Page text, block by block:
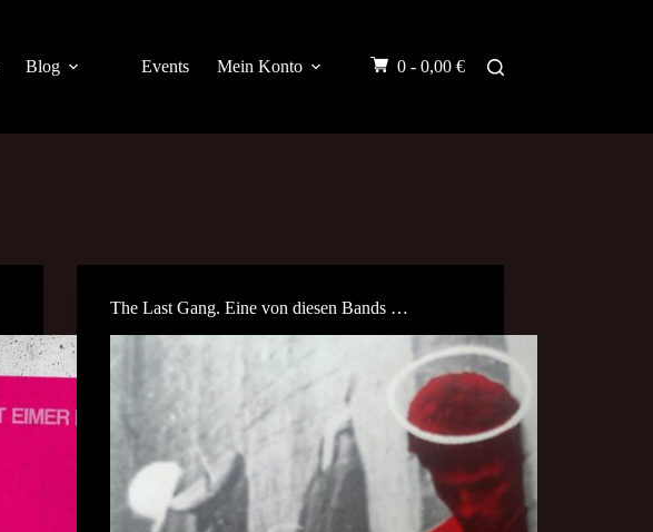
Blog Events Mein Konto 0 - 0,00 €
The Last Gang. Eine von diesen Bands …